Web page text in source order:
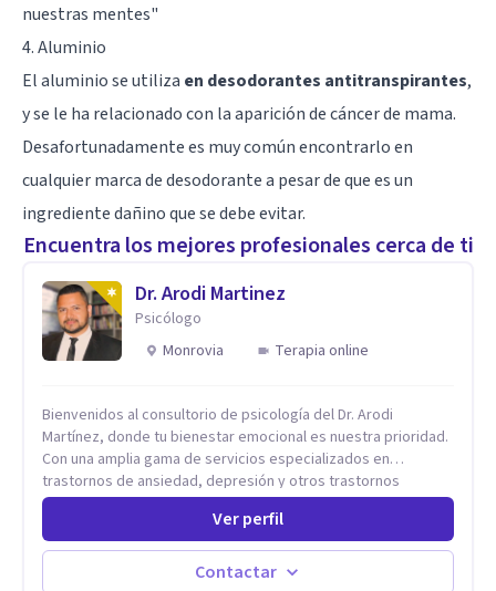
nuestras mentes"
4. Aluminio
El aluminio se utiliza en desodorantes antitranspirantes,
y se le ha relacionado con la aparición de cáncer de mama.
Desafortunadamente es muy común encontrarlo en
cualquier marca de desodorante a pesar de que es un
ingrediente dañino que se debe evitar.
Encuentra los mejores profesionales cerca de ti
Dr. Arodi Martinez
Psicólogo
Monrovia
Terapia online
Bienvenidos al consultorio de psicología del Dr. Arodi
Martínez, donde tu bienestar emocional es nuestra prioridad.
Con una amplia gama de servicios especializados en
trastornos de ansiedad, depresión y otros trastornos
emocionales, estamos dedicados a ofrecerte el mejor
tratamiento para mejorar tu salud mental. En nuestro
consultorio, ofrecemos una variedad de terapias y
tratamientos diseñados para satisfacer tus necesidades
Ver perfil
Contactar